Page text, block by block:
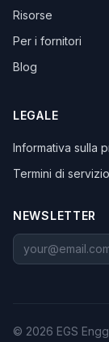
Risorse
Per i fornitori
Blog
LEGALE
Informativa sulla
Termini di servizio
NEWSLETTER
© 2026 EGS